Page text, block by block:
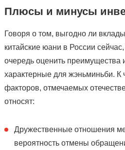
Плюсы и минусы
Говоря о том, выгодно ли
китайские юани в России
очередь оценить преимущества
характерные для жэньминьби. К
факторов, отмечаемых
относят:
Дружественные отношения
вероятность отмены